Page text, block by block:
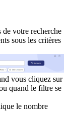
votre recherche
sous les critères
vous cliquez sur
quand le filtre se
le nombre